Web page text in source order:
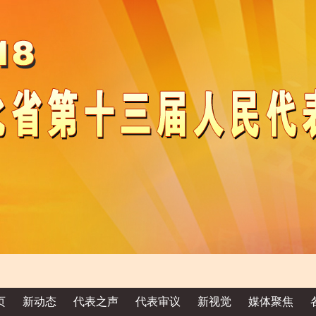
新动态 代表之声 代表审议 新视觉 媒体聚焦